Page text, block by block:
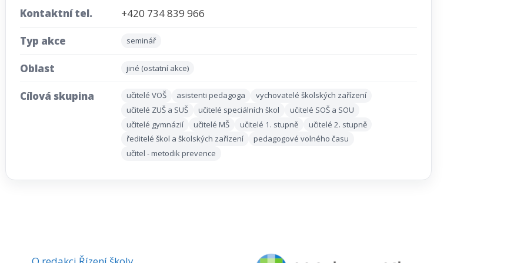
Kontaktní tel. +420 734 839 966
Typ akce seminář
Oblast jiné (ostatní akce)
Cílová skupina učitelé VOŠ asistenti pedagoga
vychovatelé školských zařízení
učitelé ZUŠ a SUŠ
učitelé speciálních škol
učitelé SOŠ a SOU
učitelé gymnázií
učitelé MŠ učitelé 1. stupně
učitelé 2. stupně
ředitelé škol a školských zařízení
pedagogové volného času
učitel - metodik prevence